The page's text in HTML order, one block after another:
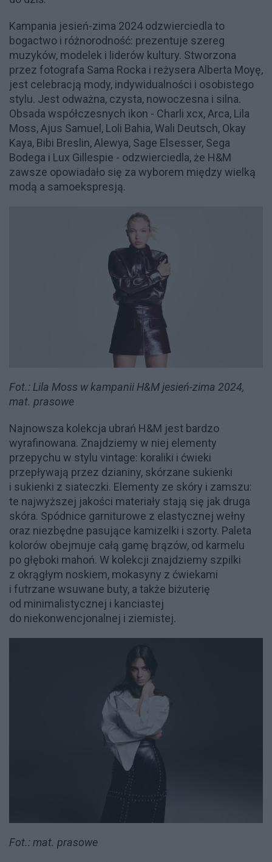
Kampania jesień-zima 2024 odzwierciedla to
bogactwo i różnorodność: prezentuje szereg
muzyków, modelek i liderów kultury. Stworzona
przez fotografa Sama Rocka i reżysera Alberta Moyę,
jest celebracją mody, indywidualności i osobistego
stylu. Jest odważna, czysta, nowoczesna i silna.
Obsada współczesnych ikon - Charli xcx, Arca, Lila
Moss, Ajus Samuel, Loli Bahia, Wali Deutsch, Okay
Kaya, Bibi Breslin, Alewya, Sage Elsesser, Sega
Bodega i Lux Gillespie - odzwierciedla, że ​​H&M
zawsze opowiadało się za wyborem między wielką
modą a samoekspresją.
Fot.: Lila Moss w kampanii H&M jesień-zima 2024,
mat. prasowe
Najnowsza kolekcja ubrań H&M jest bardzo
wyrafinowana. Znajdziemy w niej elementy
przepychu w stylu vintage: koraliki i ćwieki
przepływają przez dzianiny, skórzane sukienki
i sukienki z siateczki. Elementy ze skóry i zamszu:
te najwyższej jakości materiały stają się jak druga
skóra. Spódnice garniturowe z elastycznej wełny
oraz niezbędne pasujące kamizelki i szorty. Paleta
kolorów obejmuje całą gamę brązów, od karmelu
po głęboki mahoń. W kolekcji znajdziemy szpilki
z okrągłym noskiem, mokasyny z ćwiekami
i futrzane wsuwane buty, a także biżuterię
od minimalistycznej i kanciastej
do niekonwencjonalnej i ziemistej.
Fot.: mat. prasowe